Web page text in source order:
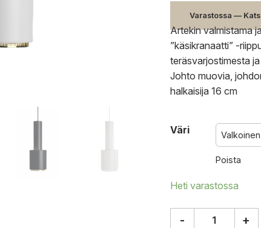
Varastossa —
Artekin valmistama
”käsikranaatti” -
teräsvarjostimesta
Johto muovia,
halkaisija 16 cm
Väri
Poista
Heti varastossa
- +